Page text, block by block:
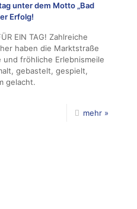
unter dem Motto „Bad
Erfolg!
EIN TAG! Zahlreiche
haben die Marktstraße
fröhliche Erlebnismeile
gebastelt, gespielt,
gelacht.
mehr »